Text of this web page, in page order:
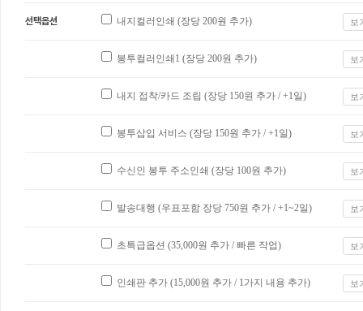
선택옵션 내지컬러인쇄 (장당 200원 추가) 보
봉투컬러인쇄1 (장당 200원 추가) 보
내지 접착/카드 조립 (장당 150원 추가 / +1일) 보
봉투삽입 서비스 (장당 150원 추가 / +1일) 보
수신인 봉투 주소인쇄 (장당 100원 추가) 보
발송대행 (우표포함 장당 750원 추가 / +1~2일) 보
초특급옵션 (35,000원 추가 / 빠른 작업) 보
인쇄판 추가 (15,000원 추가 / 1가지 내용 추가) 보